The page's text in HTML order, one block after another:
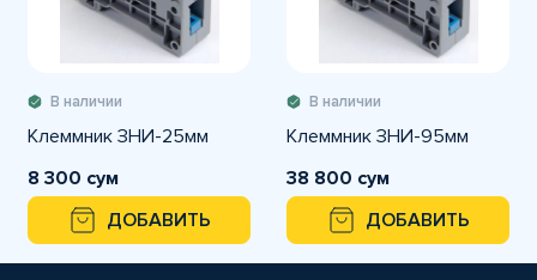
В наличии
Клеммник ЗНИ-25мм
8 300 сум
ДОБАВИТЬ
В наличии
Клеммник ЗНИ-95мм
38 800 сум
ДОБАВИТЬ